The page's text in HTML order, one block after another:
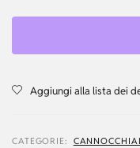
Aggiungi alla lista dei
CATEGORIE: